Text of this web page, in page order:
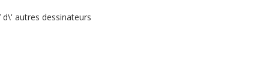
autres dessinateurs